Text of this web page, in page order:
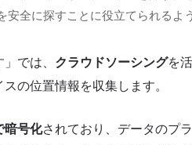
安全に探すことに役立てられるよ
では、 クラウドソーシングを
の位置情報を収集します。
暗号化されており、データのプ